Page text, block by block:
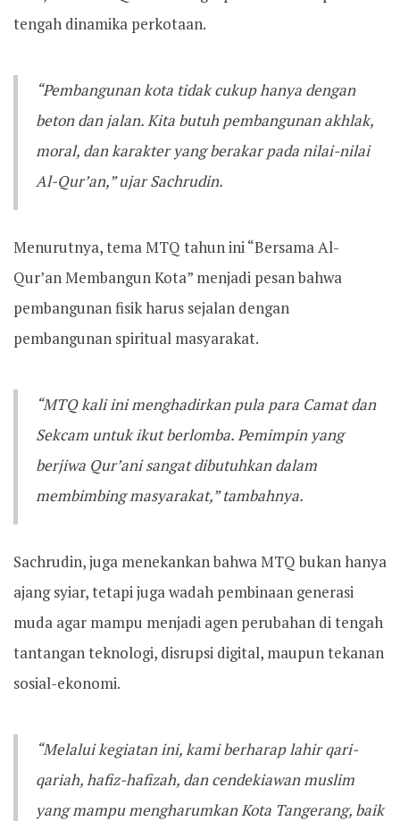
tengah dinamika perkotaan.
“Pembangunan kota tidak cukup hanya dengan
beton dan jalan. Kita butuh pembangunan akhlak,
moral, dan karakter yang berakar pada nilai-nilai
Al-Qur’an,” ujar Sachrudin.
Menurutnya, tema MTQ tahun ini “Bersama Al-
Qur’an Membangun Kota” menjadi pesan bahwa
pembangunan fisik harus sejalan dengan
pembangunan spiritual masyarakat.
“MTQ kali ini menghadirkan pula para Camat dan
Sekcam untuk ikut berlomba. Pemimpin yang
berjiwa Qur’ani sangat dibutuhkan dalam
membimbing masyarakat,” tambahnya.
Sachrudin, juga menekankan bahwa MTQ bukan hanya
ajang syiar, tetapi juga wadah pembinaan generasi
muda agar mampu menjadi agen perubahan di tengah
tantangan teknologi, disrupsi digital, maupun tekanan
sosial-ekonomi.
“Melalui kegiatan ini, kami berharap lahir qari-
qariah, hafiz-hafizah, dan cendekiawan muslim
yang mampu mengharumkan Kota Tangerang, baik